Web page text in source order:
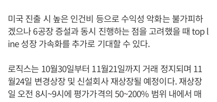
미국 진출 시 높은 인건비 등으로 수익성 악화는 불가피하
겠으나 6공장 증설과 동시 진행하는 점을 고려했을 때 top l
ine 성장 가속화를 추가로 기대할 수 있다.
로직스는 10월30일부터 11월21일까지 거래 정지되며 11
월24일 변경상장 및 신설회사 재상장될 예정이다. 재상장
일 오전 8시~9시에 평가가격의 50~200% 범위 내에서 매